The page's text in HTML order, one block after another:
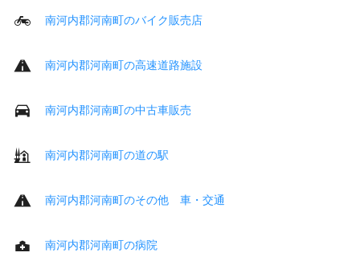
南河内郡河南町のバイク販売店
南河内郡河南町の高速道路施設
南河内郡河南町の中古車販売
南河内郡河南町の道の駅
南河内郡河南町のその他 車・交通
南河内郡河南町の病院